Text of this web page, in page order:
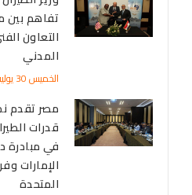
تفاهم بين
التعاون
المدني
الخميس 30 يوليه 2026-02:27
مصر تقدم
قدرات
في مبادرة
الإمارات
المتحدة